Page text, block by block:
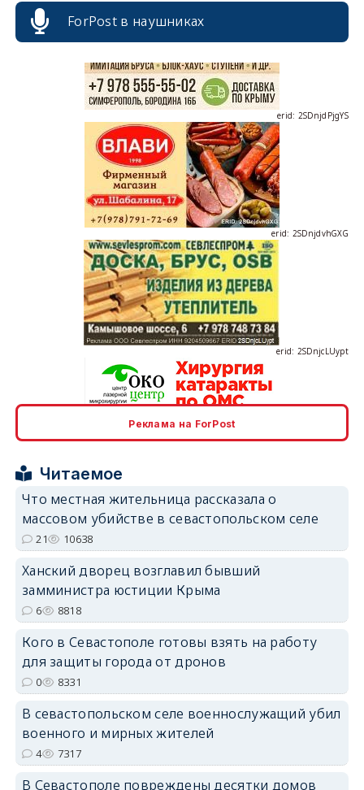
ForPost в наушниках
erid: 2SDnjdPjgYS
erid: 2SDnjdvhGXG
erid: 2SDnjdPjgYS
Реклама на ForPost
Читаемое
Что местная жительница рассказала о
массовом убийстве в севастопольском селе
21 10638
Ханский дворец возглавил бывший
замминистра юстиции Крыма
6 8818
Кого в Севастополе готовы взять на работу
для защиты города от дронов
0 8331
В севастопольском селе военнослужащий убил
военного и мирных жителей
4 7317
В Севастополе повреждены десятки домов